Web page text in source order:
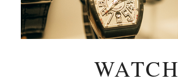
WATCH